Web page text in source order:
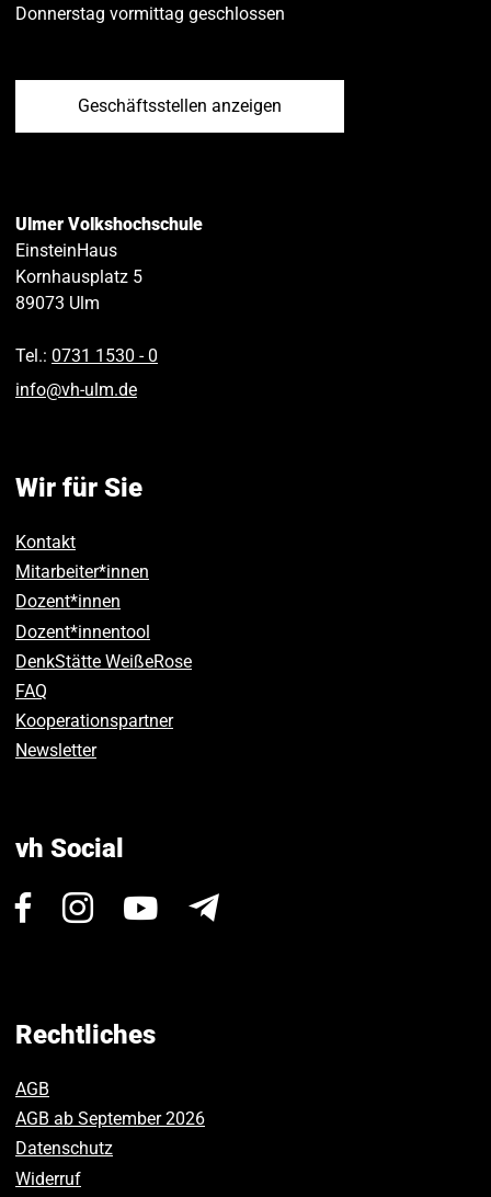
Donnerstag vormittag geschlossen
Geschäftsstellen anzeigen
Ulmer Volkshochschule
EinsteinHaus
Kornhausplatz 5
89073 Ulm
Tel.: 0731 1530 ‑ 0
info@vh-ulm.de
Wir für Sie
Kontakt
Mitarbeiter*innen
Dozent*innen
Dozent*innentool
DenkStätte WeißeRose
FAQ
Kooperationspartner
Newsletter
vh Social
Besuchen
Facebook.
Besuchen
Instagram.
Besuchen
Rechtliches
AGB
AGB ab September 2026
Datenschutz
Widerruf